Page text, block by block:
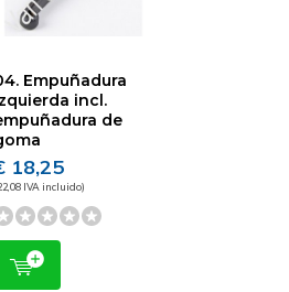
Empuñadura
incl.
de
18,25
IVA incluido)